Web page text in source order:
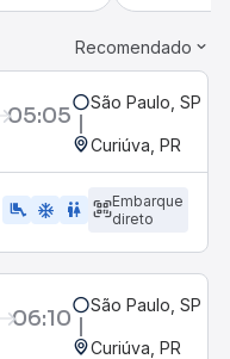
Recomendado
05:05 São Paulo, SP -
Curiúva, PR
airline_seat_legroom_extra ac_unit WC
Embarque
direto
06:10 São Paulo, SP -
Curiúva, PR